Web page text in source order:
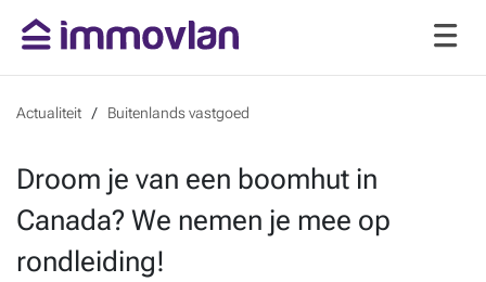
Actualiteit Buitenlands vastgoed
Droom je van een boomhut in
Canada? We nemen je mee op
rondleiding!